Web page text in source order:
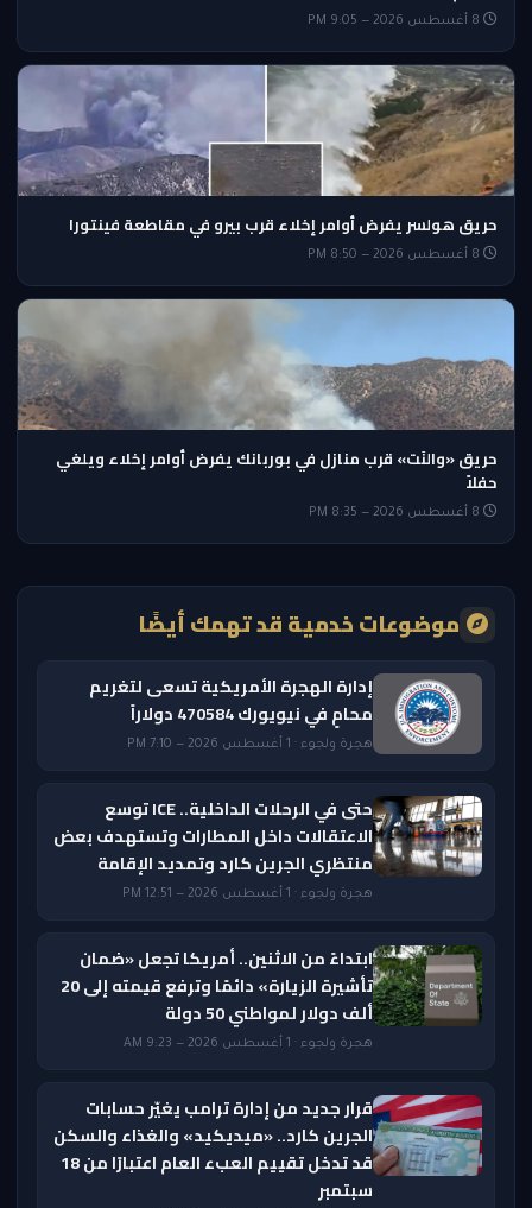
حريق هولسر يفرض أوامر إخلاء قرب بيرو في مقاطعة فينتورا
حريق «والنَت» قرب منازل في بوربانك يفرض أوامر إخلاء ويلغي
حفلاً
موضوعات خدمية قد تهمك أيضًا
إدارة الهجرة الأمريكية تسعى لتغريم
محامٍ في نيويورك 470584 دولاراً
هجرة ولجوء · 1 أغسطس 2026 — 7:10 PM
حتى في الرحلات الداخلية.. ICE توسع
الاعتقالات داخل المطارات وتستهدف بعض
منتظري الجرين كارد وتمديد الإقامة
هجرة ولجوء · 1 أغسطس 2026 — 12:51 PM
ابتداءً من الاثنين.. أمريكا تجعل «ضمان
تأشيرة الزيارة» دائمًا وترفع قيمته إلى 20
ألف دولار لمواطني 50 دولة
هجرة ولجوء · 1 أغسطس 2026 — 9:23 AM
قرار جديد من إدارة ترامب يغيّر حسابات
الجرين كارد.. «ميديكيد» والغذاء والسكن
قد تدخل تقييم العبء العام اعتبارًا من 18
سبتمبر